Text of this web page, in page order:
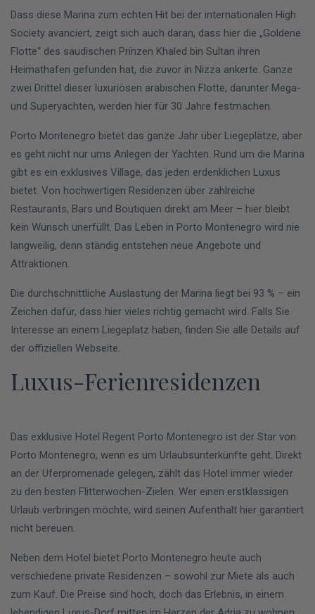
Dass diese Marina zum echten Hit bei der internationalen High
Society avanciert, zeigt sich auch daran, dass hier die „Goldene
Flotte“ des saudischen Prinzen Khaled bin Sultan ihren
Heimathafen gefunden hat, die zuvor in Nizza ankerte. Ganze
zwei Drittel dieser luxuriösen arabischen Flotte, darunter Mega-
und Superyachten, werden hier für 30 Jahre festmachen.
Porto Montenegro bietet das ganze Jahr über Liegeplätze, aber
es geht nicht nur ums Anlegen der Yachten. Rund um die Marina
gibt es ein exklusives Village, das jeden erdenklichen Luxus
bietet. Von hochwertigen Residenzen über zahlreiche
Restaurants, Bars und Boutiquen direkt am Meer – hier bleibt
kein Wunsch unerfüllt. Das Leben in Porto Montenegro wird nie
langweilig, denn ständig entstehen neue Angebote und
Attraktionen.
Die durchschnittliche Auslastung der Marina liegt bei 93 % – ein
Zeichen dafür, dass hier vieles richtig gemacht wird. Falls Sie
Interesse an einem Liegeplatz haben, finden Sie alle Details auf
der offiziellen Webseite.
Luxus-Ferienresidenzen
Das exklusive Hotel Regent Porto Montenegro ist der Star von
Porto Montenegro, wenn es um Urlaubsunterkünfte geht. Direkt
an der Uferpromenade gelegen, zählt das Hotel immer wieder
zu den besten Flitterwochen-Zielen. Wer einen erstklassigen
Urlaub verbringen möchte, wird seinen Aufenthalt hier garantiert
nicht bereuen.
Neben dem Hotel bietet Porto Montenegro heute auch
verschiedene private Residenzen – sowohl zur Miete als auch
zum Kauf. Die Preise sind hoch, doch das Erlebnis, in einem